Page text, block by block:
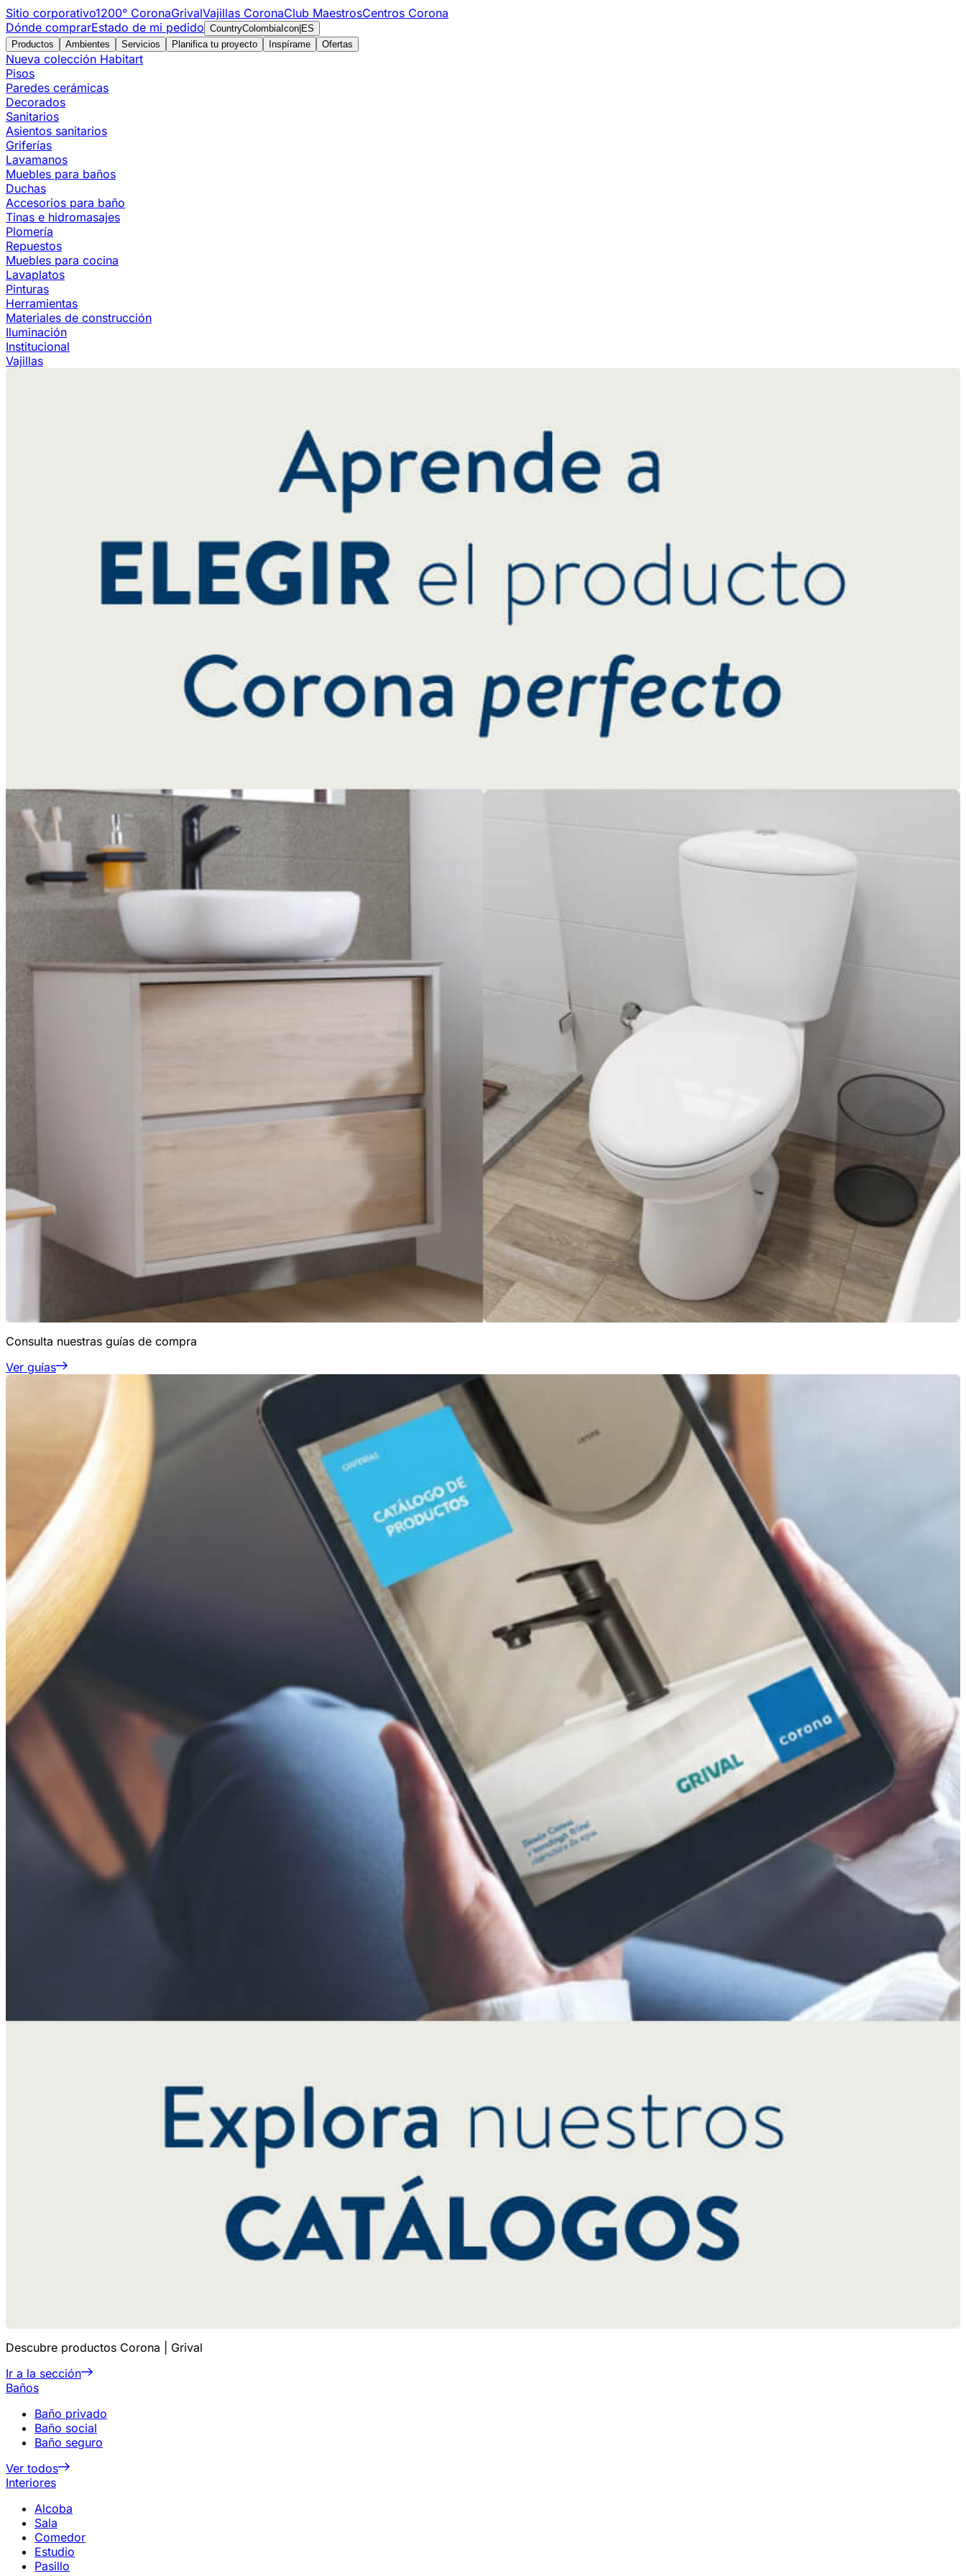
Sitio corporativo1200° CoronaGrivalVajillas CoronaClub MaestrosCentros Corona
Dónde comprarEstado de mi pedido CountryColombiaIcon ES
Productos
Ambientes Servicios Planifica tu proyecto Inspírame Ofertas
Nueva colección Habitart
Pisos
Paredes cerámicas
Decorados
Sanitarios
Asientos sanitarios
Griferías
Lavamanos
Muebles para baños
Duchas
Accesorios para baño
Tinas e hidromasajes
Plomería
Repuestos
Muebles para cocina
Lavaplatos
Pinturas
Herramientas
Materiales de construcción
Iluminación
Institucional
Vajillas
Consulta nuestras guías de compra
Ver guías
Descubre productos Corona | Grival
Ir a la sección
Baños
Baño privado
Baño social
Baño seguro
Ver todos
Interiores
Alcoba
Sala
Comedor
Estudio
Pasillo